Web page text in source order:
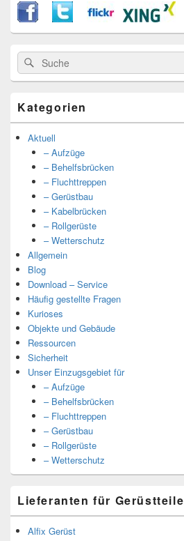
Suche
nach:
Suche
Kategorien
Aktuell
– Aufzüge
– Behelfsbrücken
– Fluchttreppen
– Gerüstbau
– Kabelbrücken
– Rollgerüste
– Wetterschutz
Allgemein
Blog
Download – Service
Häufig gestellte Fragen
Kurioses
Objekte und Gebäude
Ressourcen
Sicherheit
Unser Einzugsgebiet für
– Aufzüge
– Behelfsbrücken
– Fluchttreppen
– Gerüstbau
– Rollgerüste
– Wetterschutz
Lieferanten für Gerüstteile
Alfix Gerüst